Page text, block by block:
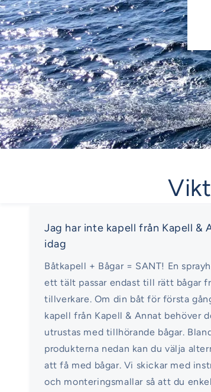
Jag har inte kapell från Kapell &
idag
Båtkapell + Bågar = SANT! En
ett tält passar endast till rätt bågar
tillverkare. Om din båt för första
kapell från Kapell & Annat behöver
utrustas med tillhörande bågar.
produkterna nedan kan du välja
att få med bågar. Vi skickar med
och monteringsmallar så att du